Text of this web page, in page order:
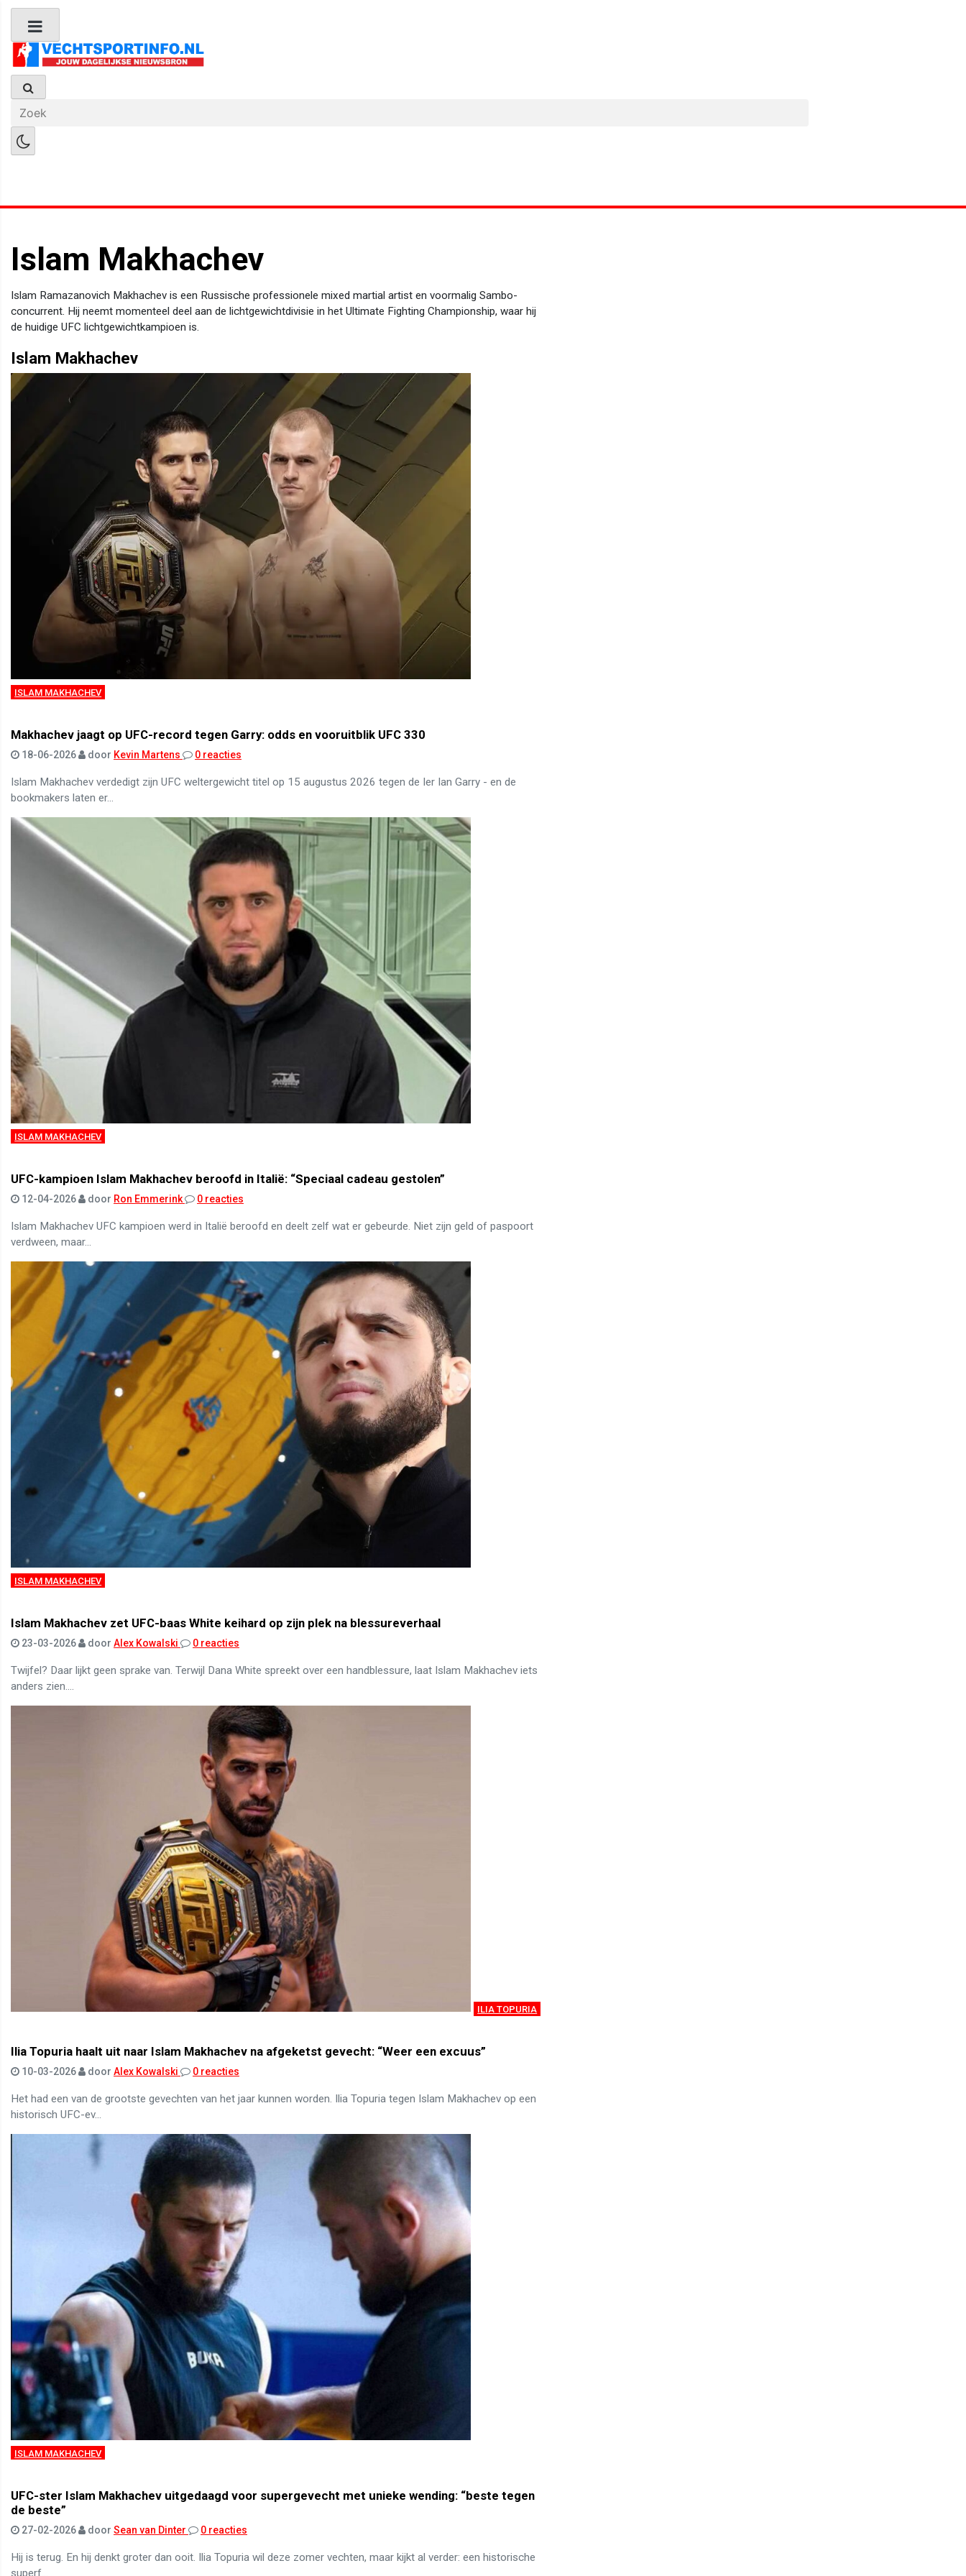
Islam Makhachev
Islam Ramazanovich Makhachev is een Russische professionele mixed martial artist en voormalig Sambo-
concurrent. Hij neemt momenteel deel aan de lichtgewichtdivisie in het Ultimate Fighting Championship, waar hij
de huidige UFC lichtgewichtkampioen is.
Islam Makhachev
ISLAM MAKHACHEV
Makhachev jaagt op UFC-record tegen Garry: odds en vooruitblik UFC 330
18-06-2026 door Kevin Martens 0 reacties
Islam Makhachev verdedigt zijn UFC weltergewicht titel op 15 augustus 2026 tegen de Ier Ian Garry - en de
bookmakers laten er...
ISLAM MAKHACHEV
UFC-kampioen Islam Makhachev beroofd in Italië: “Speciaal cadeau gestolen”
12-04-2026 door Ron Emmerink 0 reacties
Islam Makhachev UFC kampioen werd in Italië beroofd en deelt zelf wat er gebeurde. Niet zijn geld of paspoort
verdween, maar...
ISLAM MAKHACHEV
Islam Makhachev zet UFC-baas White keihard op zijn plek na blessureverhaal
23-03-2026 door Alex Kowalski 0 reacties
Twijfel? Daar lijkt geen sprake van. Terwijl Dana White spreekt over een handblessure, laat Islam Makhachev iets
anders zien....
ILIA TOPURIA
Ilia Topuria haalt uit naar Islam Makhachev na afgeketst gevecht: “Weer een excuus”
10-03-2026 door Alex Kowalski 0 reacties
Het had een van de grootste gevechten van het jaar kunnen worden. Ilia Topuria tegen Islam Makhachev op een
historisch UFC-ev...
ISLAM MAKHACHEV
UFC-ster Islam Makhachev uitgedaagd voor supergevecht met unieke wending: “beste tegen
de beste”
27-02-2026 door Sean van Dinter 0 reacties
Hij is terug. En hij denkt groter dan ooit. Ilia Topuria wil deze zomer vechten, maar kijkt al verder: een historische
superf...